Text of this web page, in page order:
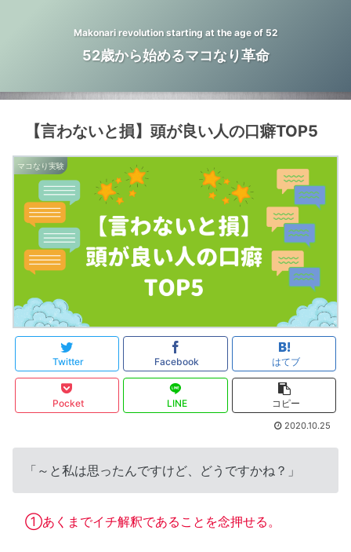
Makonari revolution starting at the age of 52
52歳から始めるマコなり革命
【言わないと損】頭が良い人の口癖TOP5
マコなり実験
Twitter Facebook はてブ
Pocket LINE コピー
2020.10.25
「～と私は思ったんですけど、どうですかね？」
①あくまでイチ解釈であることを念押せる。